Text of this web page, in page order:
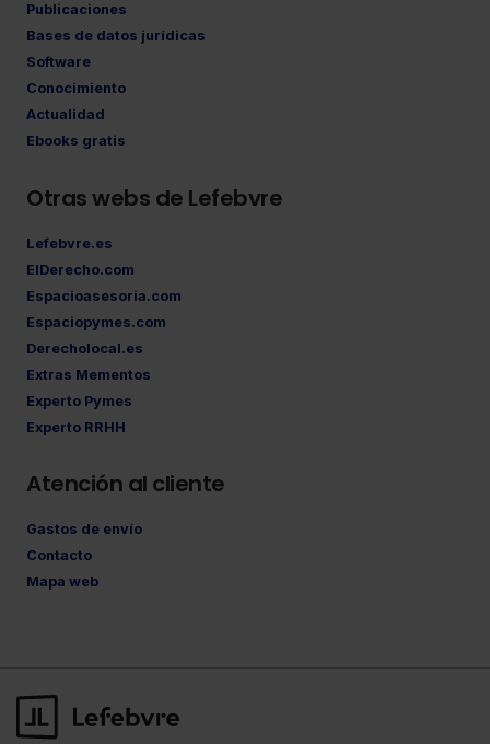
Publicaciones
Bases de datos jurídicas
Software
Conocimiento
Actualidad
Ebooks gratis
Otras webs de Lefebvre
Lefebvre.es
ElDerecho.com
Espacioasesoria.com
Espaciopymes.com
Derecholocal.es
Extras Mementos
Experto Pymes
Experto RRHH
Atención al cliente
Gastos de envío
Contacto
Mapa web